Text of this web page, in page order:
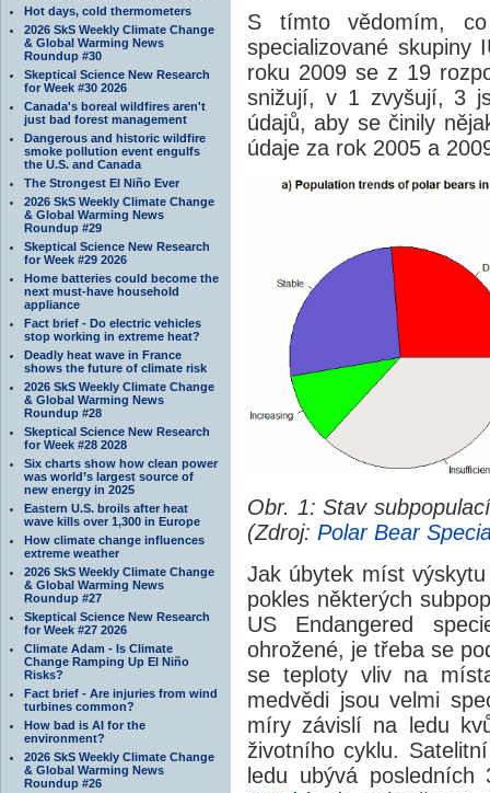
Hot days, cold thermometers
2026 SkS Weekly Climate Change
& Global Warming News
Roundup #30
Skeptical Science New Research
for Week #30 2026
Canada's boreal wildfires aren't
just bad forest management
Dangerous and historic wildfire
smoke pollution event engulfs
the U.S. and Canada
The Strongest El Niño Ever
2026 SkS Weekly Climate Change
& Global Warming News
Roundup #29
Skeptical Science New Research
for Week #29 2026
Home batteries could become the
next must-have household
appliance
Fact brief - Do electric vehicles
stop working in extreme heat?
Deadly heat wave in France
shows the future of climate risk
2026 SkS Weekly Climate Change
& Global Warming News
Roundup #28
Skeptical Science New Research
for Week #28 2028
Six charts show how clean power
was world’s largest source of
new energy in 2025
Eastern U.S. broils after heat
wave kills over 1,300 in Europe
How climate change influences
extreme weather
2026 SkS Weekly Climate Change
& Global Warming News
Roundup #27
Skeptical Science New Research
for Week #27 2026
Climate Adam - Is Climate
Change Ramping Up El Niño
Risks?
Fact brief - Are injuries from wind
turbines common?
How bad is AI for the
environment?
2026 SkS Weekly Climate Change
& Global Warming News
Roundup #26
S tímto vědomím,
specializované skupiny
roku 2009 se z 19
snižují, v 1 zvyšují, 3
údajů, aby se činily
údaje za rok 2005 a
Obr. 1: Stav
(Zdroj: Polar Bear
Jak úbytek míst
pokles některých
US Endangered
ohrožené, je třeba se
se teploty vliv na
medvědi jsou velmi
míry závislí na ledu
životního cyklu.
ledu ubývá